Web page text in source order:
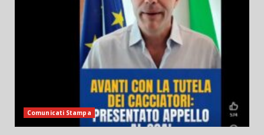
Comunicati Stampa